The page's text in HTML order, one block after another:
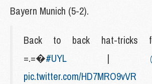
Bayern Munich (5-2).
Back to back hat-tricks
=.‍=�#UYL|
pic.twitter.com/HD7MRO9vVR